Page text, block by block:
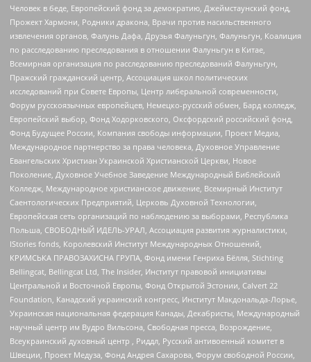
Человек в беде, Европейский фонд за демократию, Джеймстаунский фонд,
Прожект Хармони, Родники дракона, Врачи против насильственного
извлечения органов, Фалунь Дафа, Друзья Фалуньгун, Фалуньгун, Коалиция
по расследованию преследования в отношении Фалуньгун в Китае,
Всемирная организация по расследованию преследований Фалуньгун,
Пражский гражданский центр, Ассоциация школ политических
исследований при Совете Европы, Центр либеральной современности,
Форум русскоязычных европейцев, Немецко-русский обмен, Бард колледж,
Европейский выбор, Фонд Ходорковского, Оксфордский российский фонд,
Фонд Будущее России, Компания свободы информации, Проект Медиа,
Международное партнерство за права человека, Духовное Управление
Евангельских Христиан Украинской Христианской Церкви, Новое
Поколение, Духовное Учебное Заведение Международный Библейский
Колледж, Международное христианское движение, Всемирный Институт
Саентологических Предприятий, Церковь Духовной Технологии,
Европейская сеть организаций по наблюдению за выборами, Республика
Польша, СВОБОДНЫЙ ИДЕЛЬ-УРАЛ, Ассоциация развития журналистики,
IStories fonds, Королевский Институт Международных Отношений,
КРИМСЬКА ПРАВОЗАХИСНА ГРУПА, Фонд имени Генриха Бёлля, Stichting
Bellingcat, Bellingcat Ltd, The Insider, Институт правовой инициативы
Центральной и Восточной Европы, Фонд Открытой Эстонии, Calvert 22
Foundation, Канадский украинский конгресс, Институт Макдональда-Лорье,
Украинская национальная федерация Канады, Декабристы, Международный
научный центр им Вудро Вильсона, Свободная пресса, Возрождение,
Всеукраинский духовный центр , Риддл, Русский антивоенный комитет в
Швеции, Проект Медуза, Фонд Андрея Сахарова, Форум свободной России,